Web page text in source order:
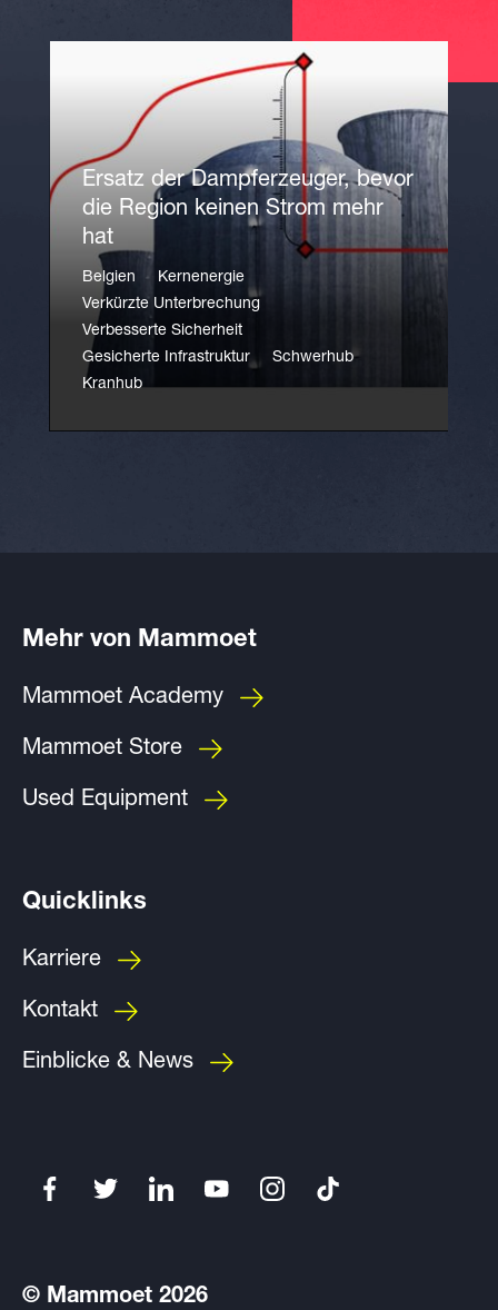
Ersatz der Dampferzeuger, bevor
die Region keinen Strom mehr
hat
Belgien
Kernenergie
Verkürzte Unterbrechung
Verbesserte Sicherheit
Gesicherte Infrastruktur
Schwerhub
Kranhub
Mehr von Mammoet
Mammoet Academy
Mammoet Store
Used Equipment
Quicklinks
Karriere
Kontakt
Einblicke & News
© Mammoet 2026